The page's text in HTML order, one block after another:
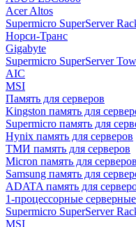
Acer Altos
Supermicro SuperServer
Норси-Транс
Gigabyte
Supermicro SuperServer
AIC
MSI
Память для серверов
Kingston память для
Supermicro память для
Hynix память для серверов
ТМИ память для серверов
Micron память для серверов
Samsung память для
ADATA память для
1-процессорные
Supermicro SuperServer
MSI